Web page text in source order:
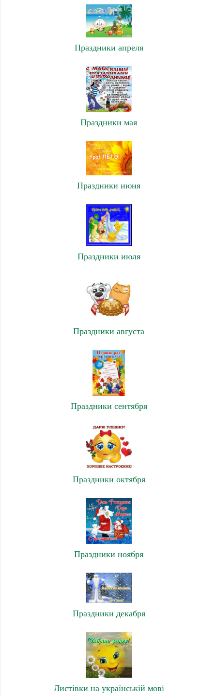
Праздники апреля
Праздники мая
Праздники июня
Праздники июля
Праздники августа
Праздники сентября
Праздники октября
Праздники ноября
Праздники декабря
Листівки на українській мові